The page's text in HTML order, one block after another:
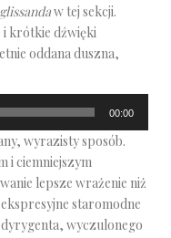
glissandaw tej sekcji.
i krótkie dźwięki
oddana duszna,
00:00
wyrazisty sposób.
i ciemniejszym
lepsze wrażenie niż
staromodne
wyczulonego